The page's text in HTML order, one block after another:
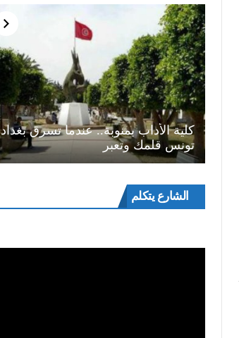
كلية الأداب بمنوبة.. عندما تسرق بغداد
تونس قلمك وتعبر
الشارع يتكلممشغل
الفيديو